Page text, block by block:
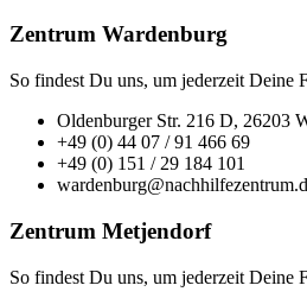
Zentrum Wardenburg
So findest Du uns, um jederzeit Deine
Oldenburger Str. 216 D, 26203
+49 (0) 44 07 / 91 466 69
+49 (0) 151 / 29 184 101
Zentrum Metjendorf
So findest Du uns, um jederzeit Deine